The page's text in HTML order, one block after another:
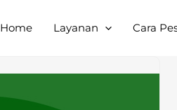
Home Layanan Cara